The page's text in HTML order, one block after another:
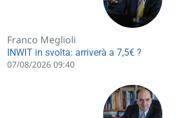
Franco Meglioli
INWIT in svolta: arriverà a 7,5€ ?
07/08/2026 09:40